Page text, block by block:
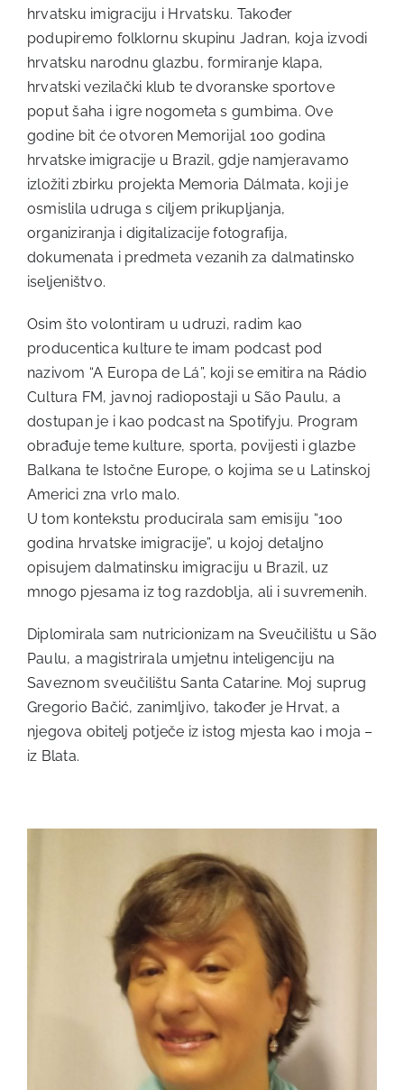
hrvatsku imigraciju i Hrvatsku. Također
podupiremo folklornu skupinu Jadran, koja izvodi
hrvatsku narodnu glazbu, formiranje klapa,
hrvatski vezilački klub te dvoranske sportove
poput šaha i igre nogometa s gumbima. Ove
godine bit će otvoren Memorijal 100 godina
hrvatske imigracije u Brazil, gdje namjeravamo
izložiti zbirku projekta Memoria Dálmata, koji je
osmislila udruga s ciljem prikupljanja,
organiziranja i digitalizacije fotografija,
dokumenata i predmeta vezanih za dalmatinsko
iseljeništvo.
Osim što volontiram u udruzi, radim kao
producentica kulture te imam podcast pod
nazivom “A Europa de Lá”, koji se emitira na Rádio
Cultura FM, javnoj radiopostaji u São Paulu, a
dostupan je i kao podcast na Spotifyju. Program
obrađuje teme kulture, sporta, povijesti i glazbe
Balkana te Istočne Europe, o kojima se u Latinskoj
Americi zna vrlo malo.
U tom kontekstu producirala sam emisiju “100
godina hrvatske imigracije”, u kojoj detaljno
opisujem dalmatinsku imigraciju u Brazil, uz
mnogo pjesama iz tog razdoblja, ali i suvremenih.
Diplomirala sam nutricionizam na Sveučilištu u São
Paulu, a magistrirala umjetnu inteligenciju na
Saveznom sveučilištu Santa Catarine. Moj suprug
Gregorio Bačić, zanimljivo, također je Hrvat, a
njegova obitelj potječe iz istog mjesta kao i moja –
iz Blata.